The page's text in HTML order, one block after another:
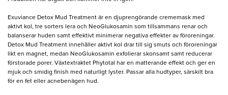
Exuviance Detox Mud Treatment är en djuprengörande crememask med
aktivt kol, tre sorters lera och NeoGlukosamin som tillsammans renar och
balanserar huden samt effektivt minimerar negativa effekter av föroreningar.
Detox Mud Treatment innehåller aktivt kol drar till sig smuts och föroreningar
likt en magnet, medan NeoGlukosamin exfolierar skonsamt samt reducerar
förstorade porer. Växtextraktet Phytotal har en matterande effekt och ger en
mjuk och smidig finish med naturligt lyster. Passar alla hudtyper, särskilt bra
för en fet eller acnebenägen hud.